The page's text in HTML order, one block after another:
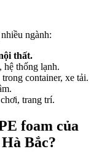
ngành:
thất.
hệ thống lạnh.
container, xe tải.
trang trí.
foam của
Bắc?